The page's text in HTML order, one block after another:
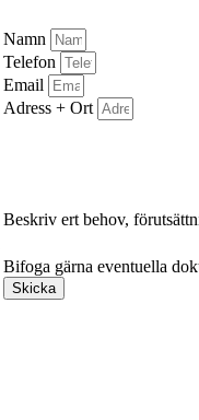
Namn
Telefon
Email
Adress + Ort
Beskriv ert behov,
Bifoga gärna eventuella
Skicka